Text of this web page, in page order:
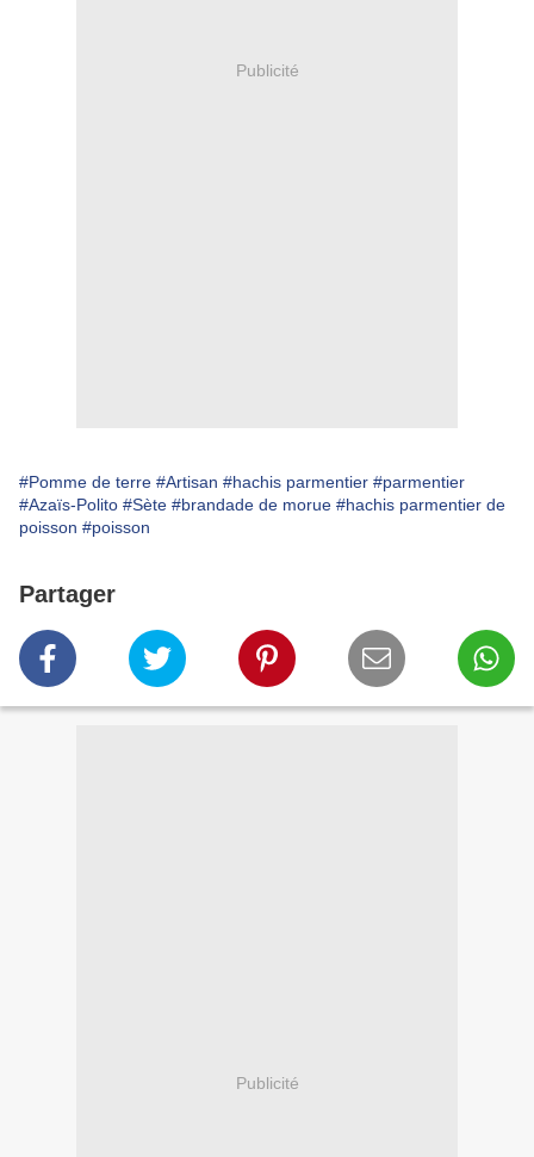
Publicité
#Pomme de terre #Artisan #hachis parmentier #parmentier
#Azaïs-Polito #Sète #brandade de morue #hachis parmentier de
poisson #poisson
Partager
Publicité